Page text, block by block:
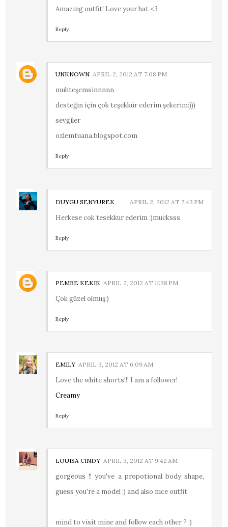
Amazing outfit! Love your hat <3
Reply
UNKNOWN APRIL 2, 2012 AT 7:08 PM
muhteşemsinnnnn
desteğin için çok teşekkür ederim şekerim:)))
sevgiler
ozlemtuana.blogspot.com
Reply
DUYGU SENYUREK APRIL 2, 2012 AT 7:43 PM
Herkese cok tesekkur ederim :)mucksss
Reply
PEMBE KEKIK APRIL 2, 2012 AT 11:38 PM
Çok güzel olmuş:)
Reply
EMILY APRIL 3, 2012 AT 6:09 AM
Love the white shorts!!! I am a follower!
Creamy
Reply
LOUISA CINDY APRIL 3, 2012 AT 9:42 AM
gorgeous !! you've a propotional body shape,
guess you're a model ;) and also nice outfit
mind to visit mine and follow each other ? :)